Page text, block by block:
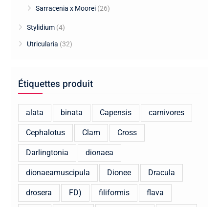
Sarracenia x Moorei (26)
Stylidium (4)
Utricularia (32)
Étiquettes produit
alata binata Capensis carnivores
Cephalotus Clam Cross
Darlingtonia dionaea
dionaeamuscipula Dionee Dracula
drosera FD) filiformis flava